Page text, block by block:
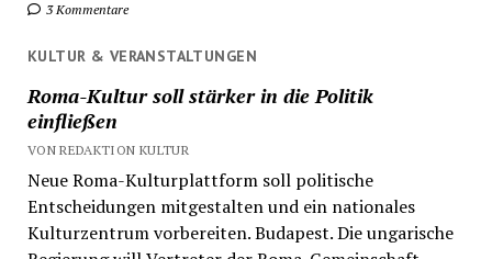
3 Kommentare
KULTUR & VERANSTALTUNGEN
Roma-Kultur soll stärker in die Politik
einfließen
VON REDAKTION KULTUR
Neue Roma-Kulturplattform soll politische
Entscheidungen mitgestalten und ein nationales
Kulturzentrum vorbereiten. Budapest. Die ungarische